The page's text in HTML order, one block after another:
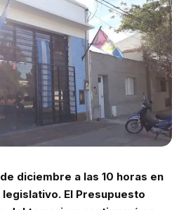
diciembre a las 10 horas en
El Presupuesto